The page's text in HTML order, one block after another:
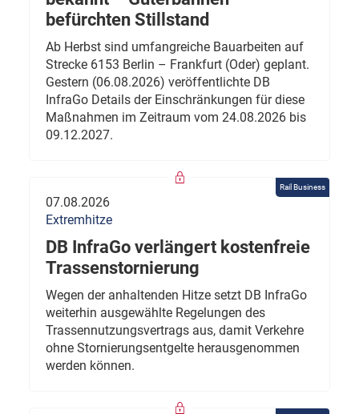
befürchten Stillstand
Ab Herbst sind umfangreiche Bauarbeiten auf
Strecke 6153 Berlin – Frankfurt (Oder) geplant.
Gestern (06.08.2026) veröffentlichte DB
InfraGo Details der Einschränkungen für diese
Maßnahmen im Zeitraum vom 24.08.2026 bis
09.12.2027.
Rail Business
07.08.2026
Extremhitze
DB InfraGo verlängert kostenfreie
Trassenstornierung
Wegen der anhaltenden Hitze setzt DB InfraGo
weiterhin ausgewählte Regelungen des
Trassennutzungsvertrags aus, damit Verkehre
ohne Stornierungsentgelte herausgenommen
werden können.